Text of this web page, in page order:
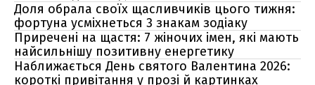
Доля обрала своїх щасливчиків цього тижня:
фортуна усміхнеться 3 знакам зодіаку
Приречені на щастя: 7 жіночих імен, які мають
найсильнішу позитивну енергетику
Наближається День святого Валентина 2026:
короткі привітання у прозі й картинках